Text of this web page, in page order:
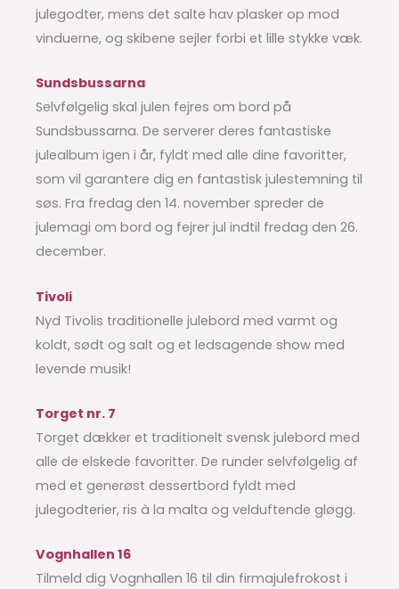
julegodter, mens det salte hav plasker op mod
vinduerne, og skibene sejler forbi et lille stykke væk.
Sundsbussarna
Selvfølgelig skal julen fejres om bord på
Sundsbussarna. De serverer deres fantastiske
julealbum igen i år, fyldt med alle dine favoritter,
som vil garantere dig en fantastisk julestemning til
søs. Fra fredag den 14. november spreder de
julemagi om bord og fejrer jul indtil fredag den 26.
december.
Tivoli
Nyd Tivolis traditionelle julebord med varmt og
koldt, sødt og salt og et ledsagende show med
levende musik!
Torget nr. 7
Torget dækker et traditionelt svensk julebord med
alle de elskede favoritter. De runder selvfølgelig af
med et generøst dessertbord fyldt med
julegodterier, ris à la malta og velduftende gløgg.
Vognhallen 16
Tilmeld dig Vognhallen 16 til din firmajulefrokost i